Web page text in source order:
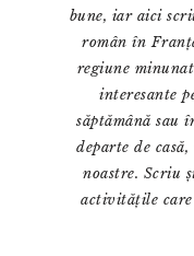
bune, iar aici
român în
regiune
interesante
săptămână sau
departe de
noastre. Scriu
activitățile